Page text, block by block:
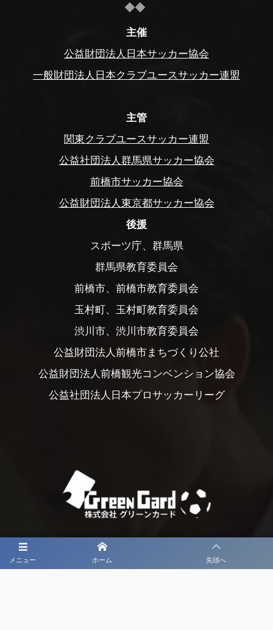
メニュー ホーム 先頭へ
主催
公益財団法人日本サッカー協会
一般財団法人日本クラブユースサッカー連盟
主管
関東クラブユースサッカー連盟
公益社団法人群馬県サッカー協会
前橋市サッカー協会
公益財団法人東京都サッカー協会
後援
スポーツ庁、群馬県
群馬県教育委員会
前橋市、前橋市教育委員会
玉村町、玉村町教育委員会
渋川市、渋川市教育委員会
公益財団法人前橋市まちづくり公社
公益財団法人前橋観光コンベンション協会
公益社団法人日本プロサッカーリーグ
大会メディア協力社として